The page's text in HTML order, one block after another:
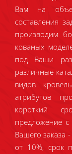
Вам на
составления
производим
кованых
под Ваши
различные
видов
атрибутов
короткий
предложение
Вашего заказа
от 10%, срок